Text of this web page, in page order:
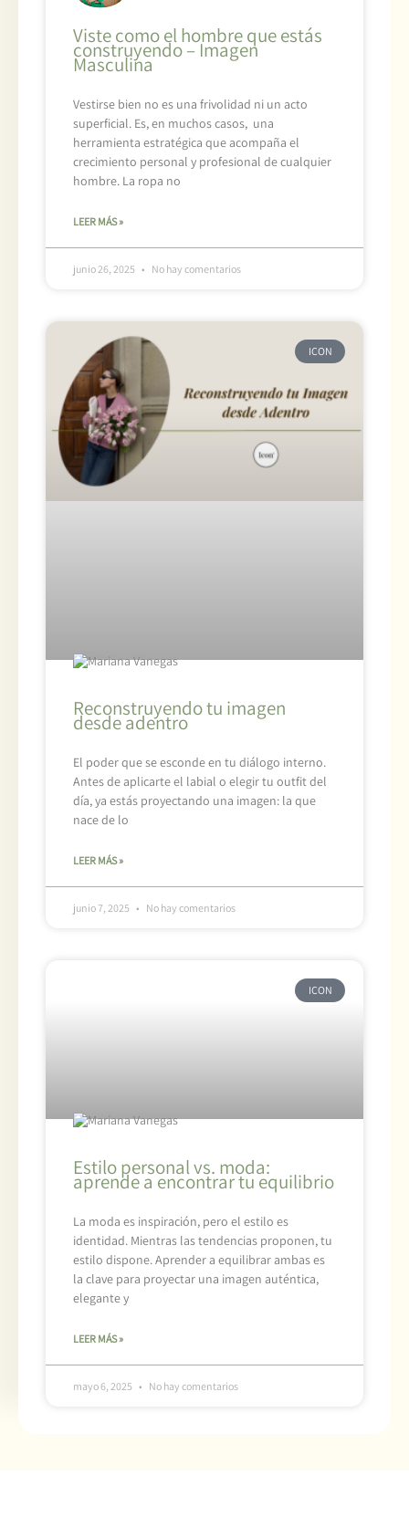
Viste como el hombre que estás
construyendo – Imagen
Masculina
Vestirse bien no es una frivolidad ni un acto
superficial. Es, en muchos casos, una
herramienta estratégica que acompaña el
crecimiento personal y profesional de cualquier
hombre. La ropa no
LEER MÁS »
junio 26, 2025 No hay comentarios
ICON
Reconstruyendo tu imagen
desde adentro
El poder que se esconde en tu diálogo interno.
Antes de aplicarte el labial o elegir tu outfit del
día, ya estás proyectando una imagen: la que
nace de lo
LEER MÁS »
junio 7, 2025 No hay comentarios
ICON
Estilo personal vs. moda:
aprende a encontrar tu equilibrio
La moda es inspiración, pero el estilo es
identidad. Mientras las tendencias proponen, tu
estilo dispone. Aprender a equilibrar ambas es
la clave para proyectar una imagen auténtica,
elegante y
LEER MÁS »
mayo 6, 2025 No hay comentarios